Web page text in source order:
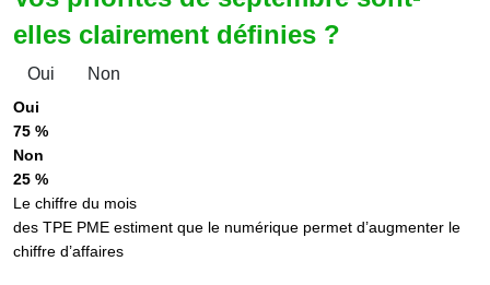
elles clairement définies ?
Oui Non
Oui
75 %
Non
25 %
Le chiffre du mois
des TPE PME estiment que le numérique permet d’augmenter le
chiffre d’affaires